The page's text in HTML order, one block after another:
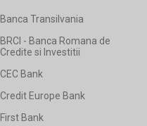
Banca Transilvania
BRCI - Banca Romana de
Credite si Investitii
CEC Bank
Credit Europe Bank
First Bank